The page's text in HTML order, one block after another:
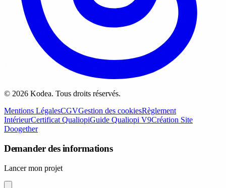
© 2026 Kodea. Tous droits réservés.
Mentions LégalesCGVGestion des cookiesRèglement
IntérieurCertificat QualiopiGuide Qualiopi V9Création Site
Doogether
Demander des informations
Lancer mon projet